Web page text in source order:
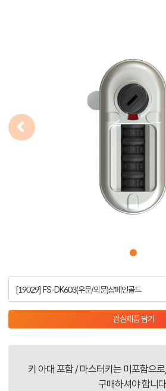
[19029] FS-DK603(우문/외문)샴페인골드
관심제품 담기
키 아대 포함 / 마스터키는 미포함으
구매하셔야 합니